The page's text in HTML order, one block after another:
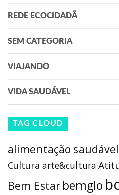
REDE ECOCIDADÃ
SEM CATEGORIA
VIAJANDO
VIDA SAUDÁVEL
TAG CLOUD
alimentação saudável
Cultura arte&cultura
Bem Estar bemglo